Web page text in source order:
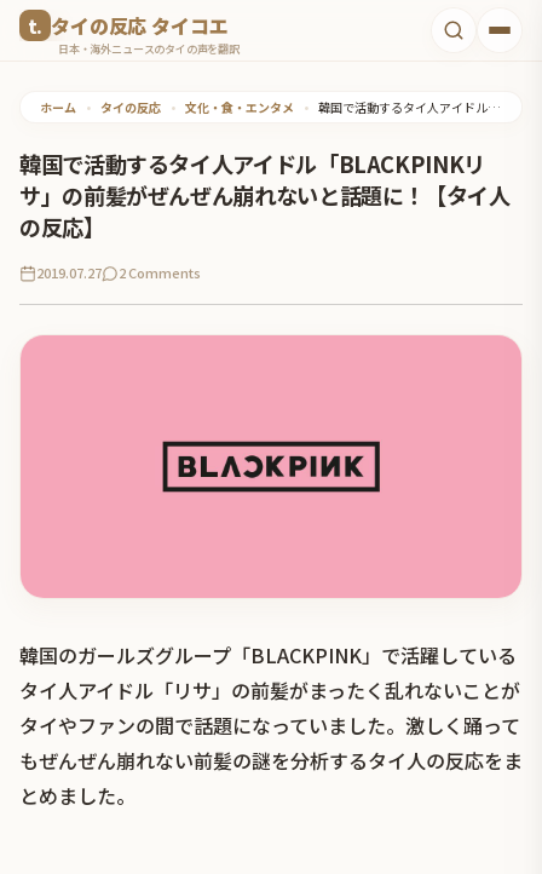
タイの反応 タイコエ
日本・海外ニュースのタイの声を翻訳
ホーム • タイの反応 • 文化・食・エンタメ • 韓国で活動するタイ人アイドル「BLACKPINKリサ」の前髪がぜんぜん崩れないと話題に！【タイ人の反応】
韓国で活動するタイ人アイドル「BLACKPINKリ
サ」の前髪がぜんぜん崩れないと話題に！【タイ人
の反応】
2019.07.27 2 Comments
韓国のガールズグループ「BLACKPINK」で活躍している
タイ人アイドル「リサ」の前髪がまったく乱れないことが
タイやファンの間で話題になっていました。激しく踊って
もぜんぜん崩れない前髪の謎を分析するタイ人の反応をま
とめました。